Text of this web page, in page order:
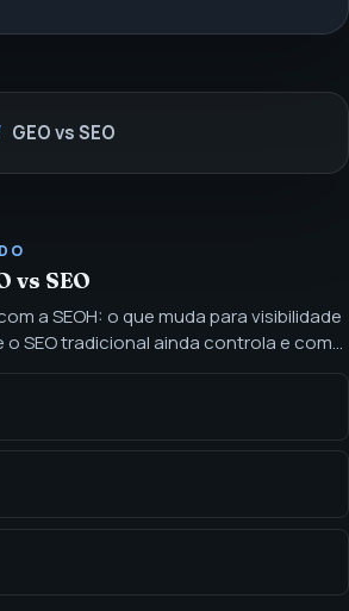
GEO vs SEO
vs SEO
a SEOH: o que muda para visibilidade
o SEO tradicional ainda controla e como
responsável. O SEO ajuda páginas a
e atrair busca qualificada. GEO ajuda
claro para respostas de IA. A
exige ambos.